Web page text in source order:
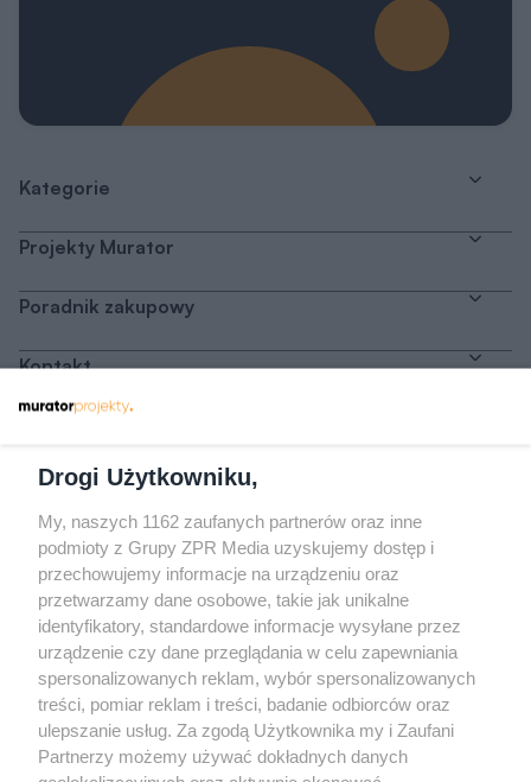
Kategorie
Projekty Murator
Poradnik zakupowy
Kontakt
Odwiedź grupę na Facebooku
Gdybym budował drugi raz - mądry Polak
przed budową
Forum Muratora
Drogi Użytkowniku,
My, naszych 1162 zaufanych partnerów oraz inne
podmioty z Grupy ZPR Media uzyskujemy dostęp i
przechowujemy informacje na urządzeniu oraz
przetwarzamy dane osobowe, takie jak unikalne
identyfikatory, standardowe informacje wysyłane przez
urządzenie czy dane przeglądania w celu zapewniania
spersonalizowanych reklam, wybór spersonalizowanych
treści, pomiar reklam i treści, badanie odbiorców oraz
ulepszanie usług. Za zgodą Użytkownika my i Zaufani
Partnerzy możemy używać dokładnych danych